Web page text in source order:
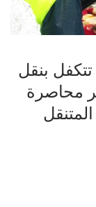
تتكفل بنقل
محاصرة